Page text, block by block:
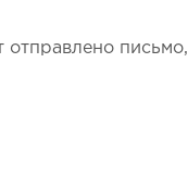
отправлено письмо,